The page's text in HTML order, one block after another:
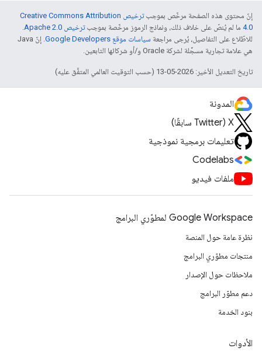
إنّ محتوى هذه الصفحة مرخّص بموجب
ترخيص Creative Commons Attribution
4.0‏ ما لم يُنصّ على خلاف ذلك، ونماذج الرموز مرخّصة بموجبترخيص Apache 2.0‏
.
للاطّلاع على التفاصيل، يُرجى مراجعة سياسات موقع Google Developers‏
. إنّ Java
هي علامة تجارية مسجَّلة لشركة Oracle و/أو شركائها التابعين.
تاريخ التعديل الأخير: 2026-05-13 (حسب التوقيت العالمي المتفَّق عليه)
المدونة
‫X ‏(Twitter سابقًا)
تعليمات برمجية نموذجية
Codelabs
ملفات فيديو
Google Workspace لمطوّري البرامج
نظرة عامة حول المنصة
منتجات مطوّري البرامج
ملاحظات حول الإصدار
دعم مطوّر البرامج
بنود الخدمة
الأدوات